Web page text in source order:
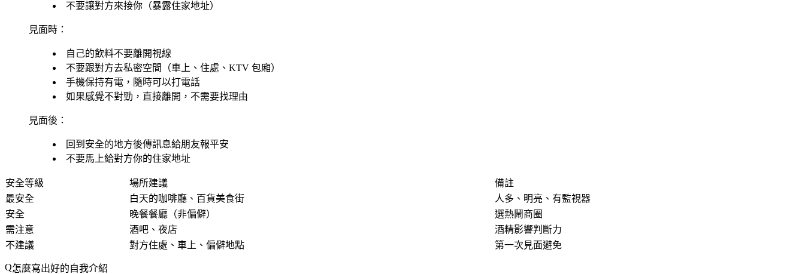
不要讓對方來接你（暴露住家地址）
見面時：
自己的飲料不要離開視線
不要跟對方去私密空間（車上、住處、KTV 包廂）
手機保持有電，隨時可以打電話
如果感覺不對勁，直接離開，不需要找理由
見面後：
回到安全的地方後傳訊息給朋友報平安
不要馬上給對方你的住家地址
安全等級 場所建議
備註
最安全
白天的咖啡廳、百貨美食街
人多、明亮、有監視器
安全
晚餐餐廳（非偏僻）
選熱鬧商圈
需注意
酒吧、夜店
酒精影響判斷力
不建議
對方住處、車上、偏僻地點 第一次見面避免
怎麼寫出好的自我介紹